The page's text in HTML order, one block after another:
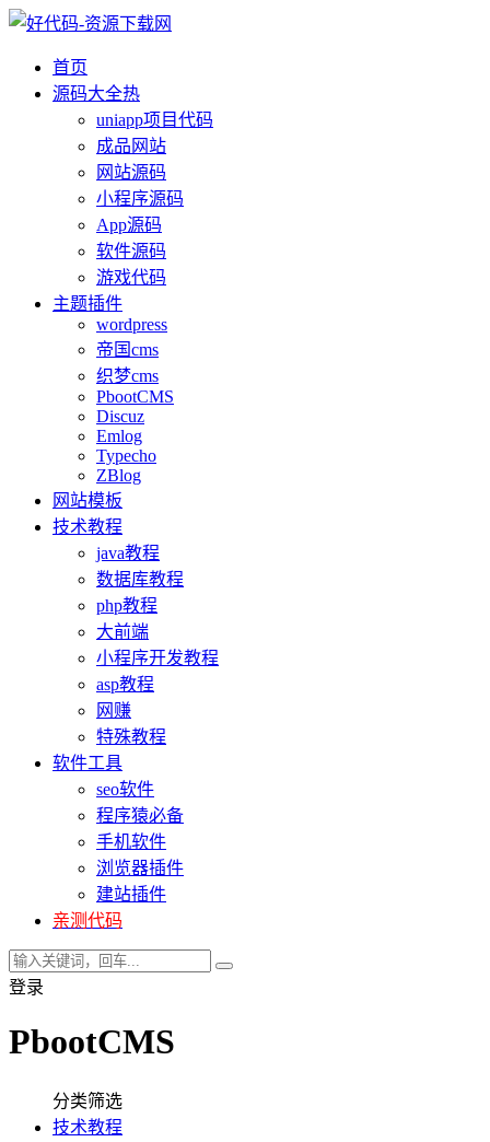
首页
源码大全热
uniapp项目代码
成品网站
网站源码
小程序源码
App源码
软件源码
游戏代码
主题插件
wordpress
帝国cms
织梦cms
PbootCMS
Discuz
Emlog
Typecho
ZBlog
网站模板
技术教程
java教程
数据库教程
php教程
大前端
小程序开发教程
asp教程
网赚
特殊教程
软件工具
seo软件
程序猿必备
手机软件
浏览器插件
建站插件
亲测代码
登录
PbootCMS
分类筛选
技术教程